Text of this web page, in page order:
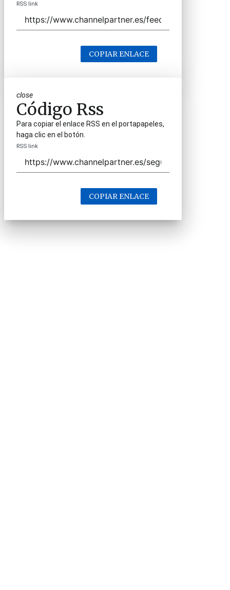
RSS link
COPIAR ENLACE
close
Código Rss
Para copiar el enlace RSS en el portapapeles,
haga clic en el botón.
RSS link
COPIAR ENLACE